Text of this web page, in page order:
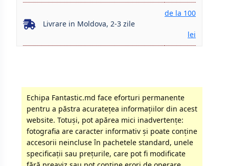
Livrare in Moldova, 2-3 zile
de la 100
lei
Echipa Fantastic.md face eforturi permanente
pentru a păstra acurateţea informaţiilor din acest
website. Totuși, pot apărea mici inadvertenţe:
fotografia are caracter informativ şi poate conţine
accesorii neincluse în pachetele standard, unele
specificaţii sau preţurile, care pot fi modificate